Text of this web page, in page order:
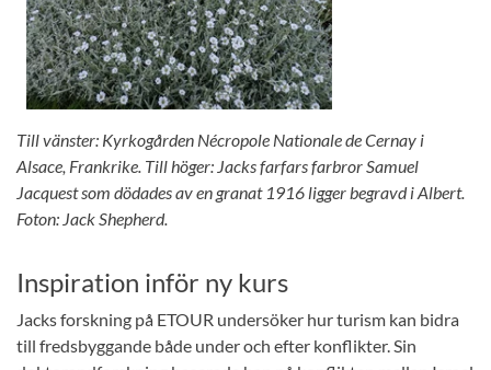
Till vänster: Kyrkogården Nécropole Nationale de Cernay i
Alsace, Frankrike. Till höger: Jacks farfars farbror Samuel
Jacquest som dödades av en granat 1916 ligger begravd i Albert.
Foton: Jack Shepherd.
Inspiration inför ny kurs
Jacks forskning på ETOUR undersöker hur turism kan bidra
till fredsbyggande både under och efter konflikter. Sin